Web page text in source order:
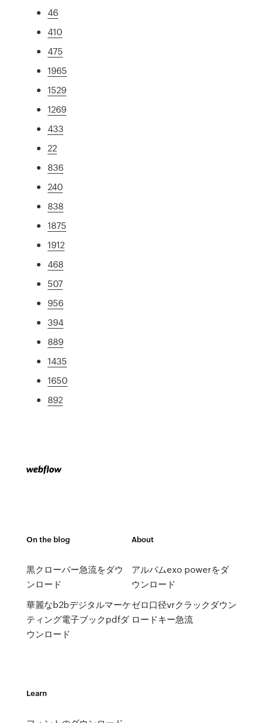
46
410
475
1965
1529
1269
433
22
836
240
838
1875
1912
468
507
956
394
889
1435
1650
892
On the blog
黒クローバー急流をダウ
ンロード
華麗なb2bデジタルマーケ
ティング電子ブックpdfダ
ウンロード
About
アルバムexo powerをダ
ウンロード
ゼロ口径vrクラックダウン
ロードキー急流
Learn